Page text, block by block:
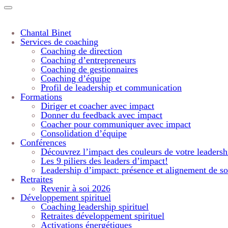
Chantal Binet
Services de coaching
Coaching de direction
Coaching d’entrepreneurs
Coaching de gestionnaires
Coaching d’équipe
Profil de leadership et communication
Formations
Diriger et coacher avec impact
Donner du feedback avec impact
Coacher pour communiquer avec impact
Consolidation d’équipe
Conférences
Découvrez l’impact des couleurs de votre
Les 9 piliers des leaders d’impact!
Leadership d’impact: présence et alignement de
Retraites
Revenir à soi 2026
Développement spirituel
Coaching leadership spirituel
Retraites développement spirituel
Activations énergétiques